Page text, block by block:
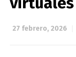
27 febrero, 2026